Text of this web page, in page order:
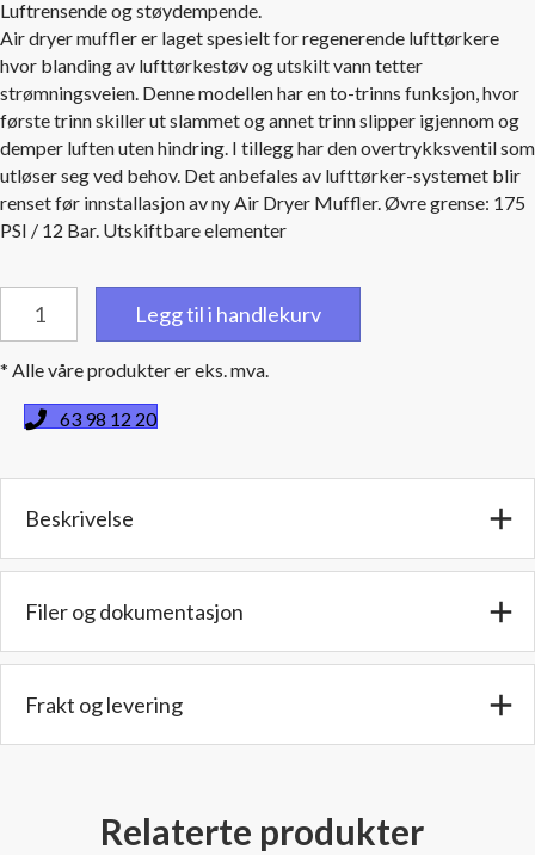
Luftrensende og støydempende.
Air dryer muffler er laget spesielt for regenerende lufttørkere
hvor blanding av lufttørkestøv og utskilt vann tetter
strømningsveien. Denne modellen har en to-trinns funksjon, hvor
første trinn skiller ut slammet og annet trinn slipper igjennom og
demper luften uten hindring. I tillegg har den overtrykksventil som
utløser seg ved behov. Det anbefales av lufttørker-systemet blir
renset før innstallasjon av ny Air Dryer Muffler. Øvre grense: 175
PSI / 12 Bar. Utskiftbare elementer
Muffler
(76,2
hanngjenger
Legg til i handlekurv
* Alle våre produkter er eks. mva.
63 98 12 20
Beskrivelse
Filer og dokumentasjon
Frakt og levering
Relaterte produkter